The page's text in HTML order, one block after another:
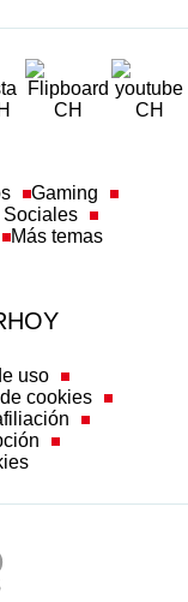
Gaming
Más temas
uso
cookies